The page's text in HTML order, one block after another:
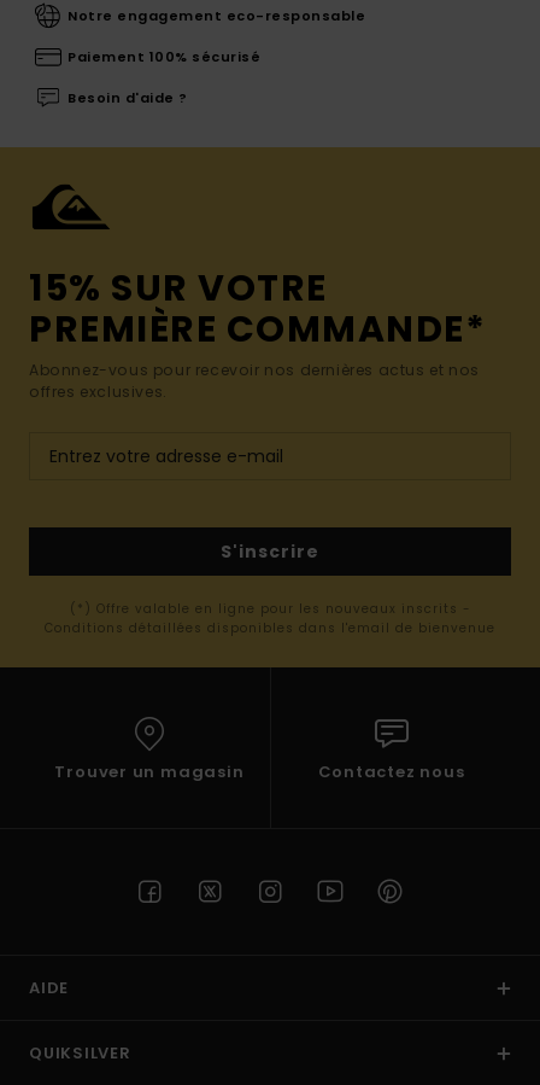
Notre engagement eco-responsable
Paiement 100% sécurisé
Besoin d'aide ?
15% SUR VOTRE
PREMIÈRE COMMANDE*
Abonnez-vous pour recevoir nos dernières actus et nos
offres exclusives.
S'inscrire
(*) Offre valable en ligne pour les nouveaux inscrits -
Conditions détaillées disponibles dans l'email de bienvenue
Trouver un magasin Contactez nous
AIDE
QUIKSILVER